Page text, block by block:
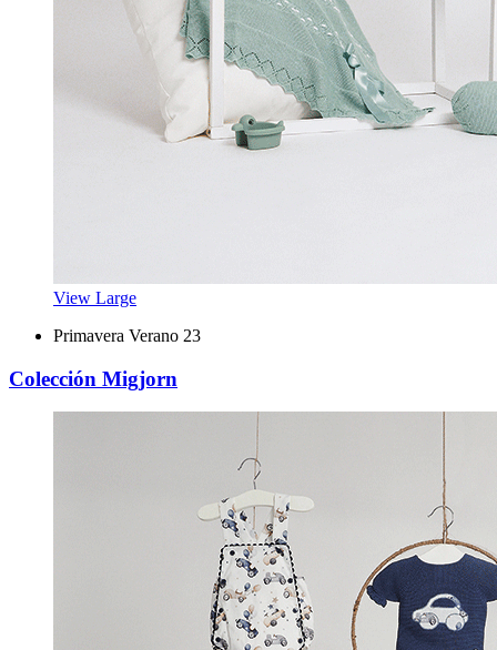
View Large
Primavera Verano 23
Colección Migjorn